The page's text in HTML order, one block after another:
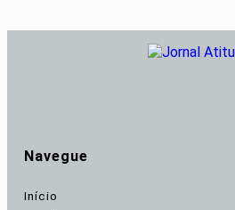
Navegue
Início